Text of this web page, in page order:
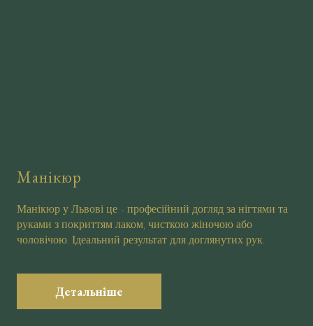
Манікюр
Манікюр у Львові це - професійний догляд за нігтями та
руками з покриттям лаком, чисткою жіночою або
чоловічою. Ідеальний результат для доглянутих рук.
Детальніше